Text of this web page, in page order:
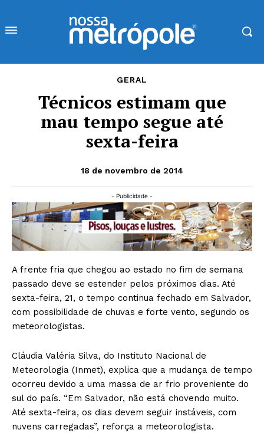
GERAL
Técnicos estimam que
mau tempo segue até
sexta-feira
18 de novembro de 2014
- Publicidade -
A frente fria que chegou ao estado no fim de semana
passado deve se estender pelos próximos dias. Até
sexta-feira, 21, o tempo continua fechado em Salvador,
com possibilidade de chuvas e forte vento, segundo os
meteorologistas.
Cláudia Valéria Silva, do Instituto Nacional de
Meteorologia (Inmet), explica que a mudança de tempo
ocorreu devido a uma massa de ar frio proveniente do
sul do país. “Em Salvador, não está chovendo muito.
Até sexta-feira, os dias devem seguir instáveis, com
nuvens carregadas”, reforça a meteorologista.